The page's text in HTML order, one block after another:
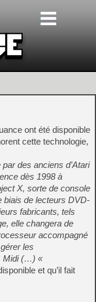
ont été disponible
cette technologie,
des anciens d’Atari
dès 1998 à
X, sorte de console
biais de lecteurs DVD-
fabricants, tels
elle changera de
accompagné
les
Midi (…) «
et qu’il fait